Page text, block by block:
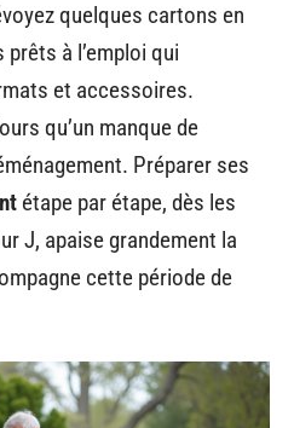
quelques cartons en
à l’emploi qui
et accessoires.
qu’un manque de
Préparer ses
étape par étape, dès les
J, apaise grandement la
cette période de